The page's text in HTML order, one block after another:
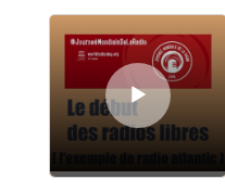
Lecteur audio